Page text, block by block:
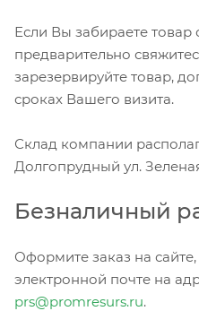
Если Вы забираете товар
предварительно
зарезервируйте товар,
сроках Вашего визита.
Склад компании
Долгопрудный ул.
Безналичный
Оформите заказ на
электронной почте на
prs@promresurs.ru.